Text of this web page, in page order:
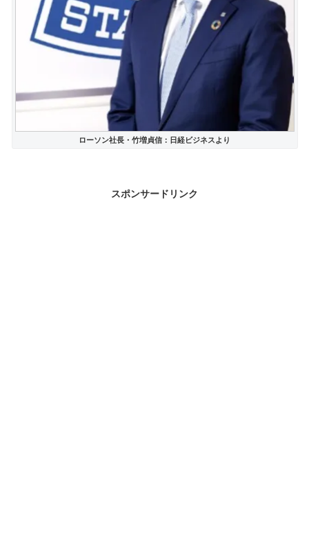
ローソン社長・竹増貞信：日経ビジネスより
スポンサードリンク